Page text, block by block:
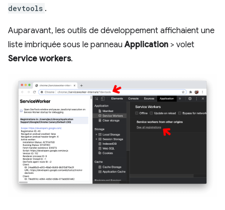
devtools .
Auparavant, les outils de développement affichaient une
liste imbriquée sous le panneauApplication > volet
Service workers.